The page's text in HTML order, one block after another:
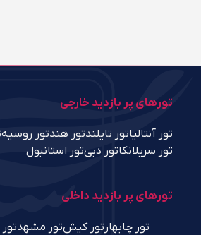
تورهای پر بازدید خارجی
تور آنتالیاتور تایلندتور هندتور روسیه
تور سریلانکاتور دبیتور استانبول
تورهای پر بازدید داخلی
تور چابهار تور کیشتور مشهد